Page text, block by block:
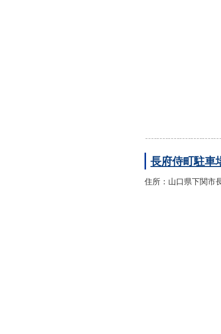
長府侍町駐車
住所：山口県下関市